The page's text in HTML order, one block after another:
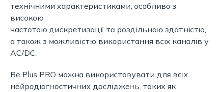
технічними характеристиками, особливо з
високою
частотою дискретизації та роздільною здатністю,
а також з можливістю використання всіх каналів у
AC/DC.
Be Plus PRO можна використовувати для всіх
нейродіагностичних досліджень, таких як